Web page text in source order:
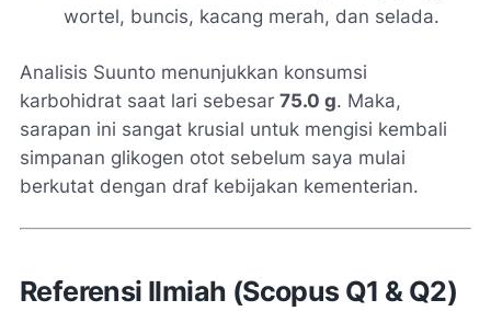
wortel, buncis, kacang merah, dan selada.
Analisis Suunto menunjukkan konsumsi
karbohidrat saat lari sebesar 75.0 g. Maka,
sarapan ini sangat krusial untuk mengisi kembali
simpanan glikogen otot sebelum saya mulai
berkutat dengan draf kebijakan kementerian.
Referensi Ilmiah (Scopus Q1 & Q2)